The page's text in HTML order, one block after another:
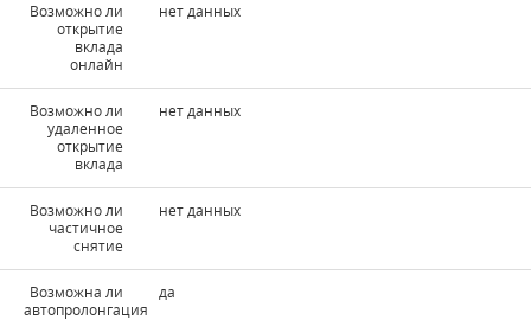
Возможно ли
открытие
вклада
онлайн
нет данных
Возможно ли
удаленное
открытие
вклада
нет данных
Возможно ли
частичное
снятие
нет данных
Возможна ли
автопролонгация
да